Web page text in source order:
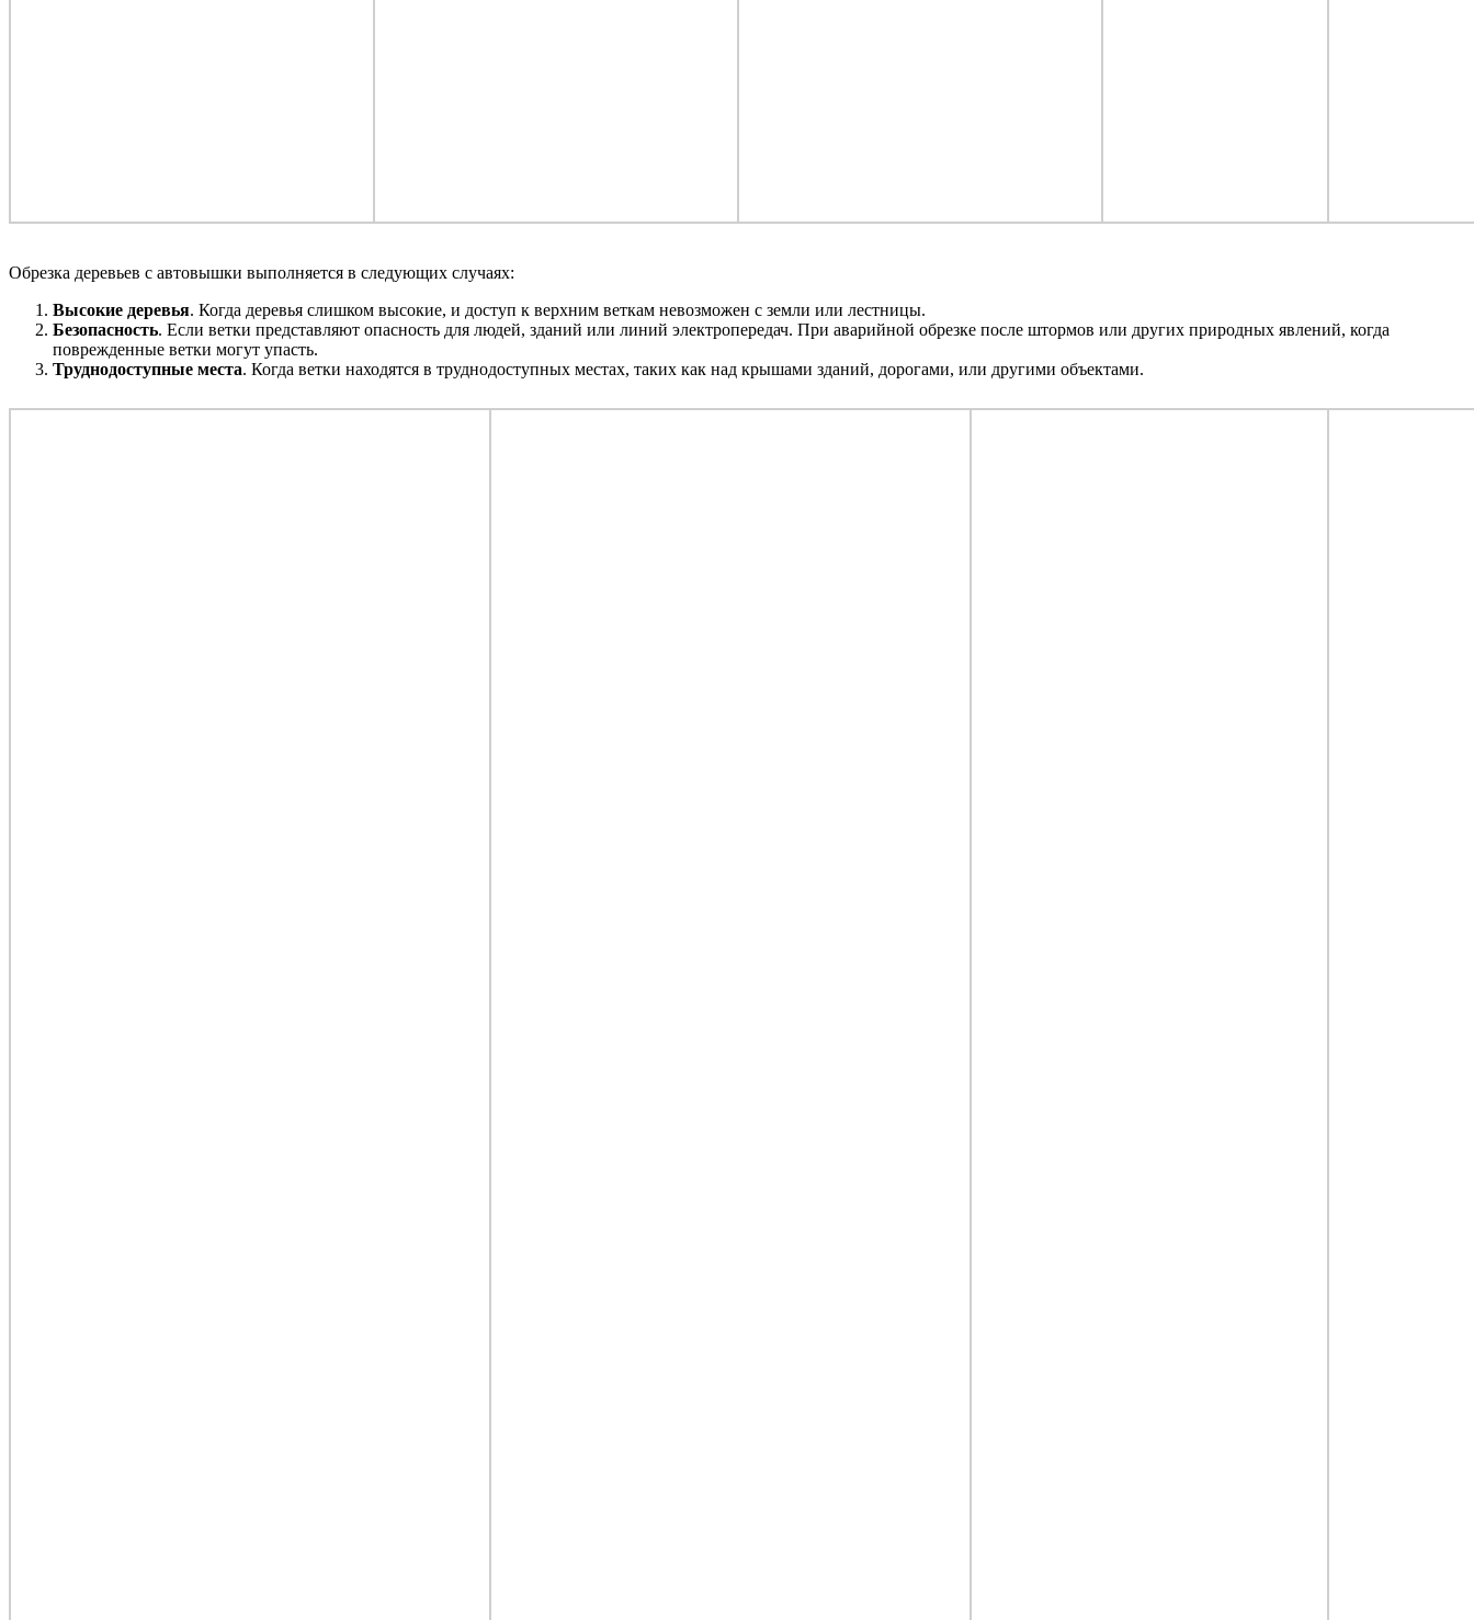
Обрезка деревьев с автовышки выполняется в следующих случаях:
Высокие деревья. Когда деревья слишком высокие, и доступ к верхним веткам невозможен с земли или лестницы.
Безопасность. Если ветки представляют опасность для людей, зданий или линий электропередач. При аварийной обрезке после штормов или других природных явлений, когда
поврежденные ветки могут упасть.
Труднодоступные места. Когда ветки находятся в труднодоступных местах, таких как над крышами зданий, дорогами, или другими объектами.